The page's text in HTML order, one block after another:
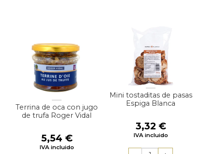
Terrina de oca con jugo
de trufa Roger Vidal
5,54 €
IVA incluido
Mini tostaditas de pasas
Espiga Blanca
3,32 €
IVA incluido